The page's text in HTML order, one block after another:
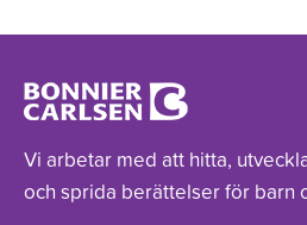
Vi arbetar med att hitta,
och sprida berättelser för barn